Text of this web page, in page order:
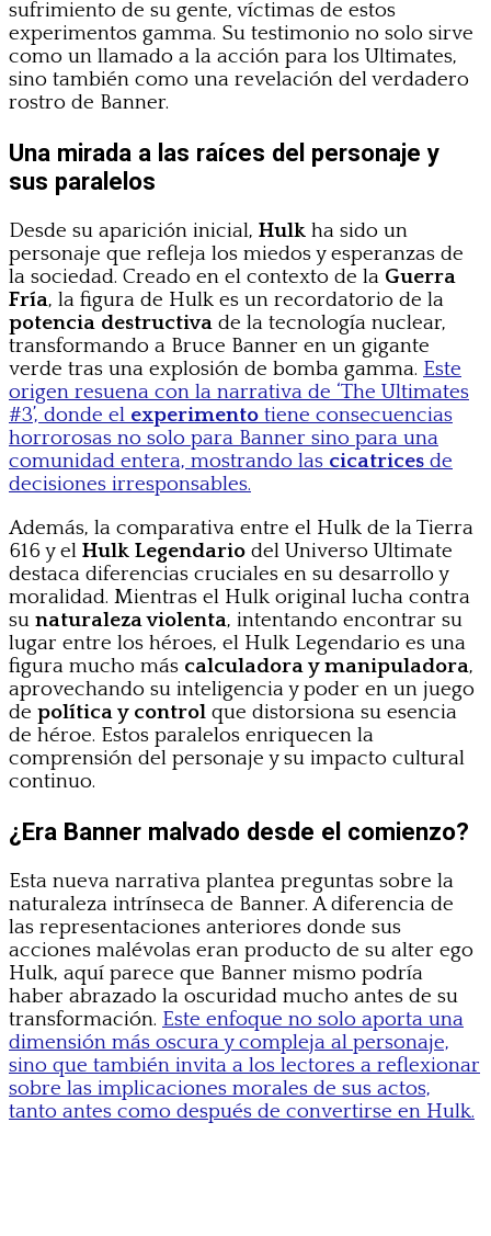
sufrimiento de su gente, víctimas de estos
experimentos gamma. Su testimonio no solo sirve
como un llamado a la acción para los Ultimates,
sino también como una revelación del verdadero
rostro de Banner.
Una mirada a las raíces del personaje y
sus paralelos
Desde su aparición inicial, Hulk ha sido un
personaje que refleja los miedos y esperanzas de
la sociedad. Creado en el contexto de la Guerra
Fría, la figura de Hulk es un recordatorio de la
potencia destructiva de la tecnología nuclear,
transformando a Bruce Banner en un gigante
verde tras una explosión de bomba gamma. Este
origen resuena con la narrativa de ‘The Ultimates
#3’, donde el experimento tiene consecuencias
horrorosas no solo para Banner sino para una
comunidad entera, mostrando las cicatrices de
decisiones irresponsables.
Además, la comparativa entre el Hulk de la Tierra
616 y el Hulk Legendario del Universo Ultimate
destaca diferencias cruciales en su desarrollo y
moralidad. Mientras el Hulk original lucha contra
su naturaleza violenta, intentando encontrar su
lugar entre los héroes, el Hulk Legendario es una
figura mucho más calculadora y manipuladora,
aprovechando su inteligencia y poder en un juego
de política y control que distorsiona su esencia
de héroe. Estos paralelos enriquecen la
comprensión del personaje y su impacto cultural
continuo.
¿Era Banner malvado desde el comienzo?
Esta nueva narrativa plantea preguntas sobre la
naturaleza intrínseca de Banner. A diferencia de
las representaciones anteriores donde sus
acciones malévolas eran producto de su alter ego
Hulk, aquí parece que Banner mismo podría
haber abrazado la oscuridad mucho antes de su
transformación. Este enfoque no solo aporta una
dimensión más oscura y compleja al personaje,
sino que también invita a los lectores a reflexionar
sobre las implicaciones morales de sus actos,
tanto antes como después de convertirse en Hulk.